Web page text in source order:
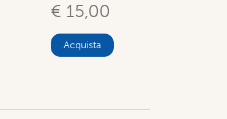
€ 15,00
Acquista